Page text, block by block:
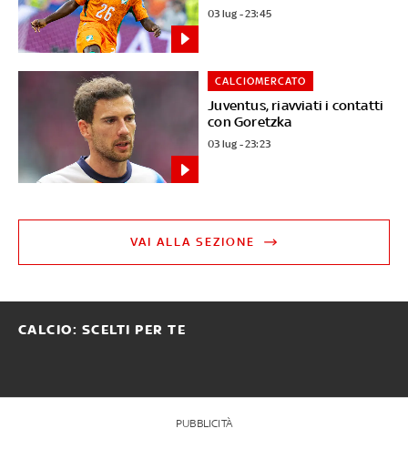
03 lug - 23:45
Juventus, riavviati i contatti
con Goretzka
CALCIOMERCATO
03 lug - 23:23
VAI ALLA SEZIONE
CALCIO: SCELTI PER TE
PUBBLICITÀ